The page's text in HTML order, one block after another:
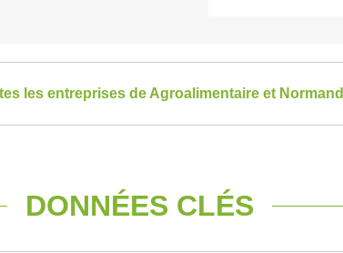
les entreprises de Agroalimentaire et
DONNÉES CLÉS